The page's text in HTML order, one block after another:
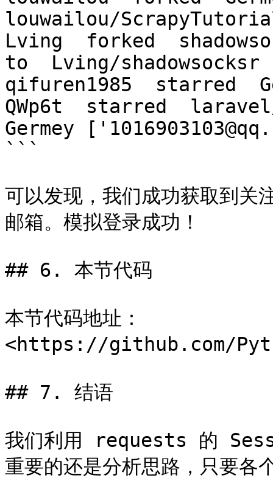
louwailou/
Lving  forked
to  Lving/shadowsocksr
qifuren1985  starred
QWp6t  starred
Germey
```
可以发现，我们成功获取到关
邮箱。模拟登录成功！
## 6. 本节代码
本节代码地址：
<https://github.com/
## 7. 结语
我们利用 requests 的
重要的还是分析思路，只要各